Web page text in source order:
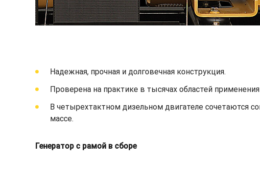
Надежная, прочная и долговечная конструкция.
Проверена на практике в тысячах областей
В четырехтактном дизельном двигателе сочетаются
массе.
Генератор с рамой в сборе